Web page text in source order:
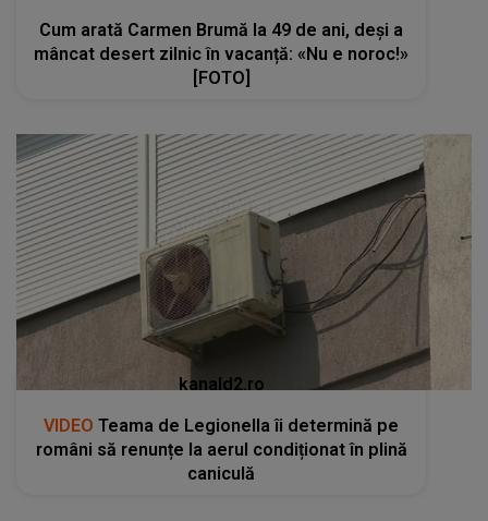
Cum arată Carmen Brumă la 49 de ani, deși a
mâncat desert zilnic în vacanță: «Nu e noroc!»
[FOTO]
kanald2.ro
VIDEO Teama de Legionella îi determină pe
români să renunțe la aerul condiționat în plină
caniculă